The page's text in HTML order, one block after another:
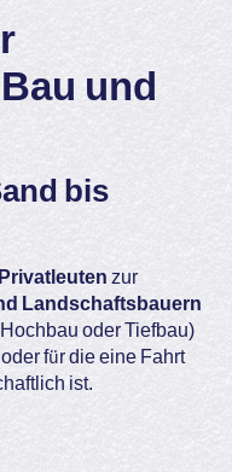
und
bis
Privatleuten zur
Landschaftsbauern
oder Tiefbau)
für die eine Fahrt
ist.